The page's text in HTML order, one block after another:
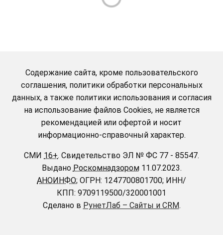
Содержание сайта, кроме пользовательского
соглашения, политики обработки персональных
данных, а также политики использования и согласия
на использование файлов Cookies, не является
рекомендацией или офертой и носит
информационно-справочный характер.
СМИ 16+. Свидетельство ЭЛ № ФС 77 - 85547.
Выдано Роскомнадзором11.07.2023.
АНОИНФО; ОГРН: 1247700801700; ИНН/
КПП: 9709119500/320001001
Сделано в РунетЛаб – Сайты и CRM.